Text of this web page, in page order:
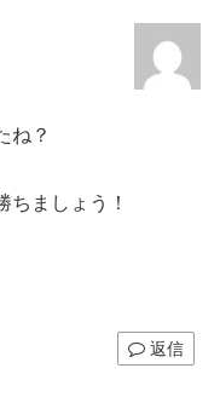
ね？
ちましょう！
返信